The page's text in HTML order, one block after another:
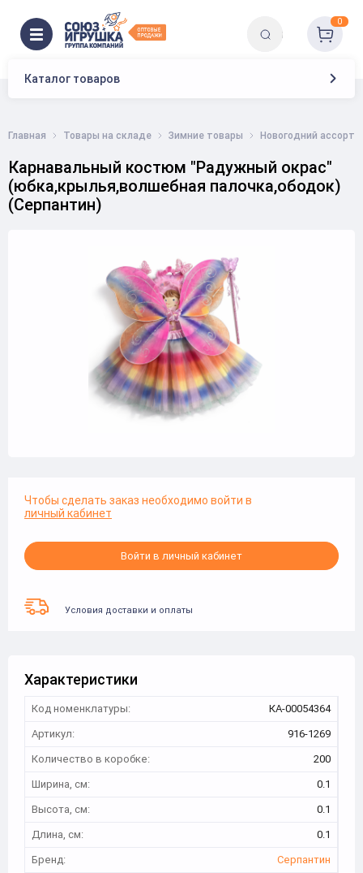
Каталог товаров
0
Главная Товары на складе Зимние товары Новогодний
Карнавальный костюм "Радужный окрас"
(юбка,крылья,волшебная палочка,ободок)
(Серпантин)
Чтобы сделать заказ необходимо войти в
личный кабинет
Войти в личный кабинет
Условия доставки и оплаты
Характеристики
Код номенклатуры:
КА-00054364
Артикул:
916-1269
Количество в коробке:
200
Ширина, см:
0.1
Высота, см:
0.1
Длина, см:
0.1
Бренд:
Серпантин